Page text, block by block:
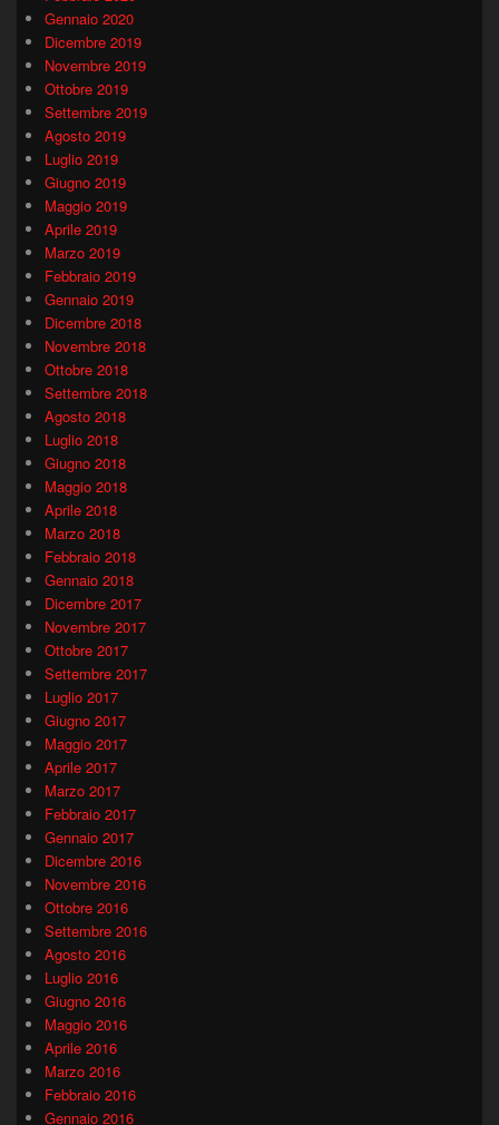
Gennaio 2020
Dicembre 2019
Novembre 2019
Ottobre 2019
Settembre 2019
Agosto 2019
Luglio 2019
Giugno 2019
Maggio 2019
Aprile 2019
Marzo 2019
Febbraio 2019
Gennaio 2019
Dicembre 2018
Novembre 2018
Ottobre 2018
Settembre 2018
Agosto 2018
Luglio 2018
Giugno 2018
Maggio 2018
Aprile 2018
Marzo 2018
Febbraio 2018
Gennaio 2018
Dicembre 2017
Novembre 2017
Ottobre 2017
Settembre 2017
Luglio 2017
Giugno 2017
Maggio 2017
Aprile 2017
Marzo 2017
Febbraio 2017
Gennaio 2017
Dicembre 2016
Novembre 2016
Ottobre 2016
Settembre 2016
Agosto 2016
Luglio 2016
Giugno 2016
Maggio 2016
Aprile 2016
Marzo 2016
Febbraio 2016
Gennaio 2016